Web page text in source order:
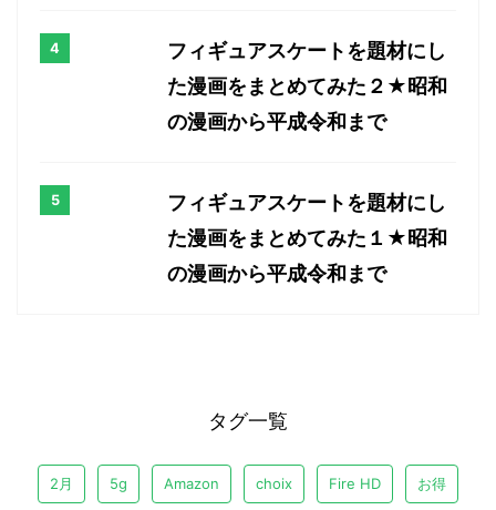
フィギュアスケートを題材にし
た漫画をまとめてみた２★昭和
の漫画から平成令和まで
フィギュアスケートを題材にし
た漫画をまとめてみた１★昭和
の漫画から平成令和まで
タグ一覧
2月 5g Amazon choix Fire HD お得